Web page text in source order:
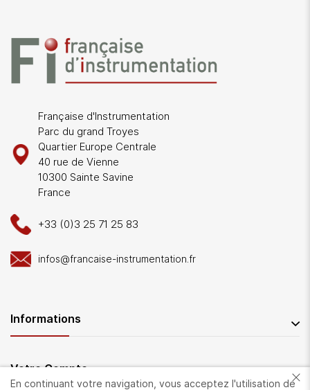
En continuant votre navigation, vous acceptez l'utilisation de
Française d'Instrumentation
Parc du grand Troyes
Quartier Europe Centrale
40 rue de Vienne
10300 Sainte Savine
France
+33 (0)3 25 71 25 83
infos@francaise-instrumentation.fr
Informations
Votre Compte